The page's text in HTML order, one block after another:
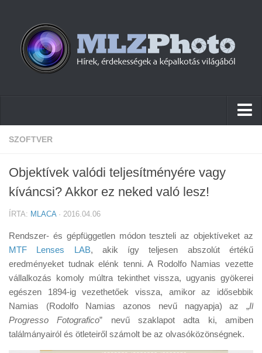
Hírek
Cikkek
Tudástár
Tanácsok
Érdekességek
Helyszíni Riport
E-BB
SZOFTVER
Objektívek valódi teljesítményére vagy
kíváncsi? Akkor ez neked való lesz!
ÍRTA: MLACA· 2016.04.06
Rendszer- és gépfüggetlen módon teszteli az objektíveket az
MTF Lenses LAB, akik így teljesen abszolút értékű
eredményeket tudnak elénk tenni. A Rodolfo Namias vezette
vállalkozás komoly múltra tekinthet vissza, ugyanis gyökerei
egészen 1894-ig vezethetőek vissza, amikor az idősebbik
Namias (Rodolfo Namias azonos nevű nagyapja) az „Il
Progresso Fotografico” nevű szaklapot adta ki, amiben
találmányairól és ötleteiről számolt be az olvasóközönségnek.